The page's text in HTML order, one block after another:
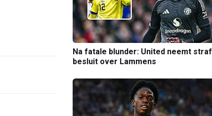
Na fatale blunder: United neemt straf
besluit over Lammens